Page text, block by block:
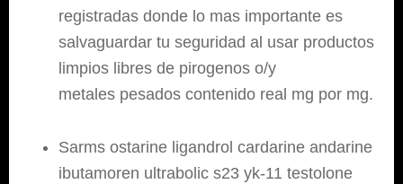
registradas donde lo mas importante es
salvaguardar tu seguridad al usar productos
limpios libres de pirogenos o/y
metales pesados contenido real mg por mg.
Sarms ostarine ligandrol cardarine andarine
ibutamoren ultrabolic s23 yk-11 testolone